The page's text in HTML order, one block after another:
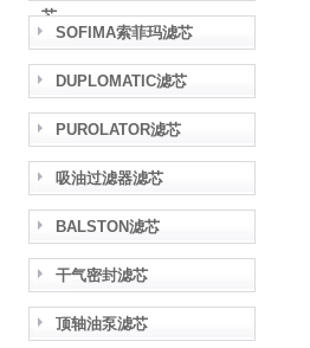
芯
SOFIMA索菲玛滤芯
DUPLOMATIC滤芯
PUROLATOR滤芯
吸油过滤器滤芯
BALSTON滤芯
干气密封滤芯
顶轴油泵滤芯